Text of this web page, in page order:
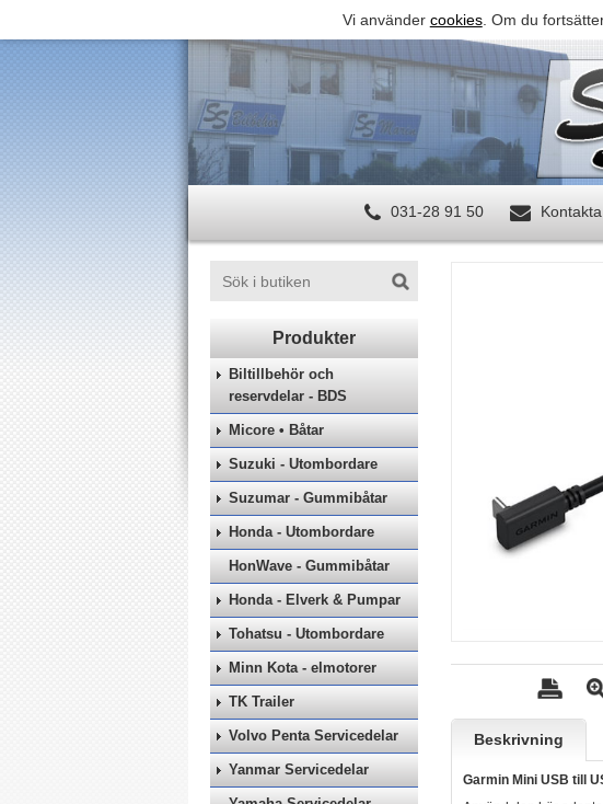
Vi använder cookies. Om du
031-28 91 50
Biltillbehör och
reservdelar - BDS
Micore • Båtar
Suzuki - Utombordare
Suzumar - Gummibåtar
Honda - Utombordare
HonWave - Gummibåtar
Honda - Elverk & Pumpar
Tohatsu - Utombordare
Minn Kota - elmotorer
TK Trailer
Volvo Penta Servicedelar
Yanmar Servicedelar
Beskrivning
Garmin Mini USB till